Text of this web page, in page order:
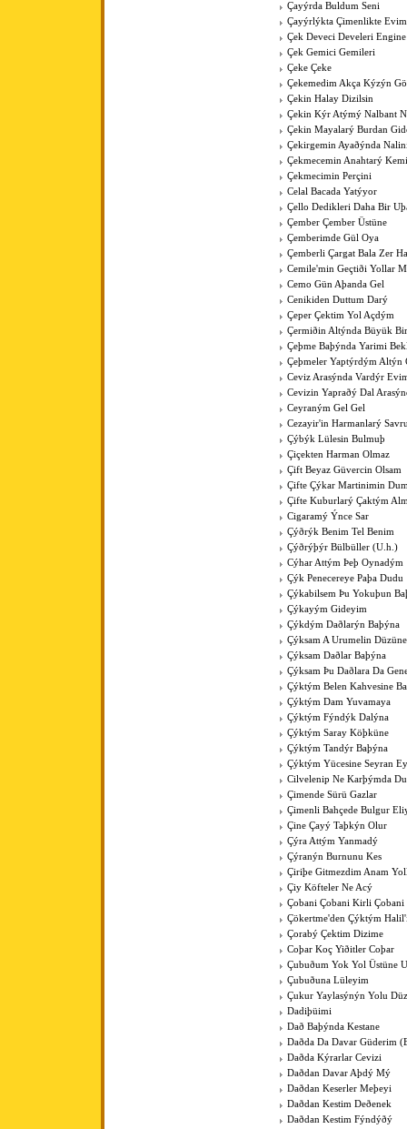
Çayýrda Buldum Seni
Çayýrlýkta Çimenlikte
Çek Deveci Develeri Engine
Çek Gemici Gemileri
Çeke Çeke
Çekemedim Akça Kýzýn
Çekin Halay Dizilsin
Çekin Kýr Atýmý Nalbant
Çekin Mayalarý Burdan
Çekirgemin Ayaðýnda
Çekmecemin Anahtarý
Çekmecimin Perçini
Celal Bacada Yatýyor
Çello Dedikleri Daha Bir
Çember Çember Üstüne
Çemberimde Gül Oya
Çemberli Çargat Bala Zer
Cemile'min Geçtiði Yollar
Cemo Gün Aþanda Gel
Cenikiden Duttum Darý
Çeper Çektim Yol Açdým
Çermiðin Altýnda Büyük
Çeþme Baþýnda Yarimi
Çeþmeler Yaptýrdým Altýn
Ceviz Arasýnda Vardýr
Cevizin Yapraðý Dal
Ceyraným Gel Gel
Cezayir'in Harmanlarý
Çýbýk Lülesin Bulmuþ
Çiçekten Harman Olmaz
Çift Beyaz Güvercin Olsam
Çifte Çýkar Martinimin
Çifte Kuburlarý Çaktým
Cigaramý Ýnce Sar
Çýðrýk Benim Tel Benim
Çýðrýþýr Bülbüller (U.h.)
Cýhar Attým Þeþ Oynadým
Çýk Penecereye Paþa Dudu
Çýkabilsem Þu Yokuþun
Çýkayým Gideyim
Çýkdým Daðlarýn Baþýna
Çýksam A Urumelin Düzüne
Çýksam Daðlar Baþýna
Çýksam Þu Daðlara Da
Çýktým Belen Kahvesine
Çýktým Dam Yuvamaya
Çýktým Fýndýk Dalýna
Çýktým Saray Köþküne
Çýktým Tandýr Baþýna
Çýktým Yücesine Seyran
Cilvelenip Ne Karþýmda
Çimende Sürü Gazlar
Çimenli Bahçede Bulgur
Çine Çayý Taþkýn Olur
Çýra Attým Yanmadý
Çýranýn Burnunu Kes
Çiriþe Gitmezdim Anam
Çiy Köfteler Ne Acý
Çobani Çobani Kirli Çobani
Çökertme'den Çýktým
Çorabý Çektim Dizime
Coþar Koç Yiðitler Coþar
Çubuðum Yok Yol Üstüne
Çubuðuna Lüleyim
Çukur Yaylasýnýn Yolu
Dadiþüimi
Dað Baþýnda Kestane
Daðda Da Davar Güderim
Daðda Kýrarlar Cevizi
Daðdan Davar Aþdý Mý
Daðdan Keserler Meþeyi
Daðdan Kestim Deðenek
Daðdan Kestim Fýndýðý